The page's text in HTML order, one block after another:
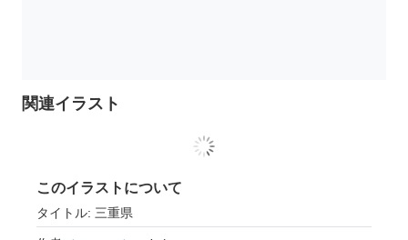
関連イラスト
このイラストについて
タイトル: 三重県